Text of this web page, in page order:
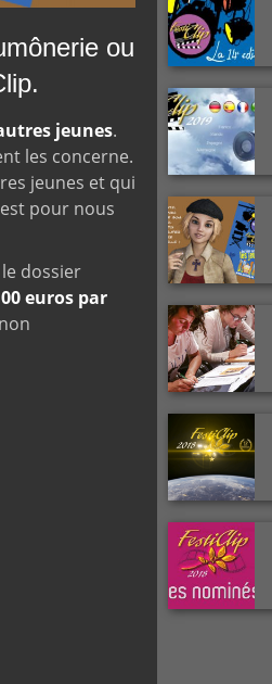
ou
jeunes.
les concerne.
jeunes et qui
pour nous
dossier
euros par